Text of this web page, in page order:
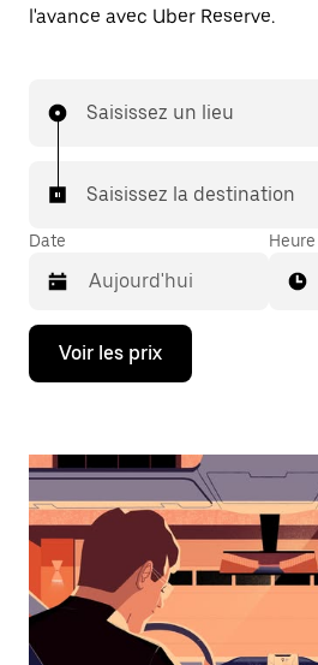
l'avance avec Uber Reserve.
Saisissez un lieu
Saisissez la destination
Date
Appuyez
la
bas
ouvrir
le
calendrier
sélectionner
une
date.
Heure
Voir les prix